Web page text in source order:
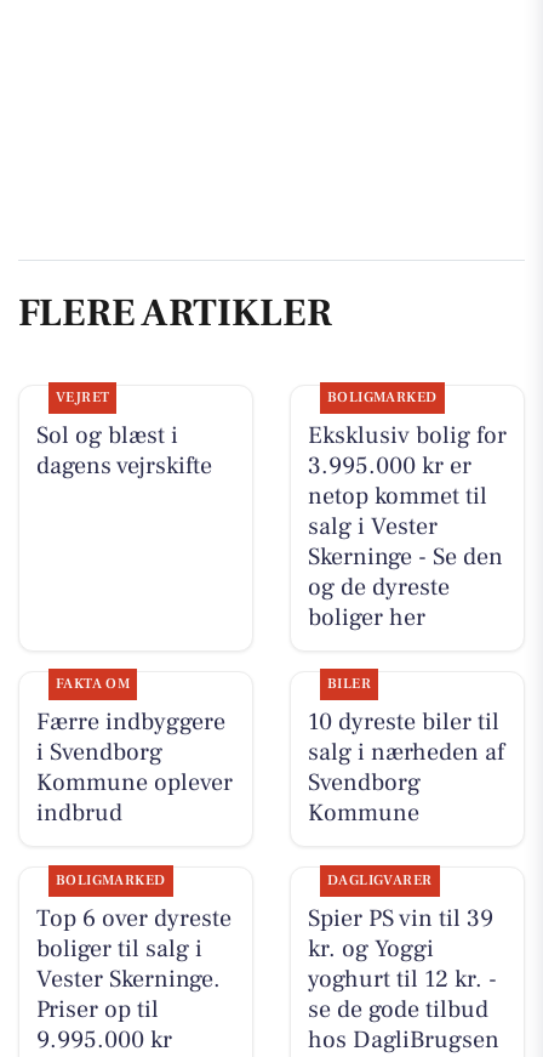
FLERE ARTIKLER
VEJRET
Sol og blæst i
dagens vejrskifte
BOLIGMARKED
Eksklusiv bolig for
3.995.000 kr er
netop kommet til
salg i Vester
Skerninge - Se den
og de dyreste
boliger her
FAKTA OM
Færre indbyggere
i Svendborg
Kommune oplever
indbrud
BILER
10 dyreste biler til
salg i nærheden af
Svendborg
Kommune
BOLIGMARKED
Top 6 over dyreste
boliger til salg i
Vester Skerninge.
Priser op til
9.995.000 kr
DAGLIGVARER
Spier PS vin til 39
kr. og Yoggi
yoghurt til 12 kr. -
se de gode tilbud
hos DagliBrugsen